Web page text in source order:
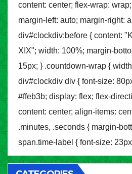
content: center; flex-wrap:
margin-left: auto; margin-right:
div#clockdiv:before { content:
XIX"; width: 100%; margin-
15px; } .countdown-wrap {
div#clockdiv div { font-size:
#ffeb3b; display: flex; flex-
content: center; align-items:
.minutes, .seconds { margin-
span.time-label { font-size: